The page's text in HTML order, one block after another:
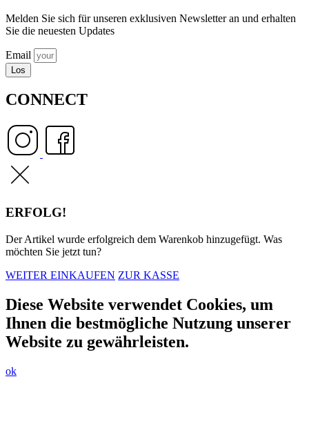
Melden Sie sich für unseren exklusiven Newsletter an und erhalten
Sie die neuesten Updates
Email
Los
CONNECT
ERFOLG!
Der Artikel wurde erfolgreich dem Warenkob hinzugefügt. Was
möchten Sie jetzt tun?
WEITER EINKAUFEN ZUR KASSE
Diese Website verwendet Cookies, um
Ihnen die bestmögliche Nutzung unserer
Website zu gewährleisten.
ok